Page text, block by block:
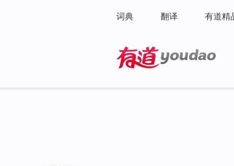
词典 翻译 有道精